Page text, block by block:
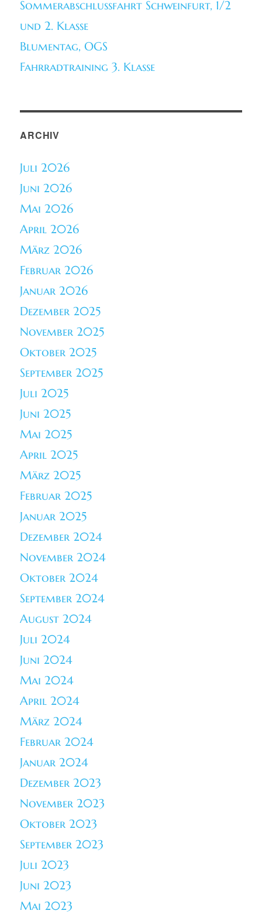
Sommerabschlussfahrt Schweinfurt, 1/2
und 2. Klasse
Blumentag, OGS
Fahrradtraining 3. Klasse
ARCHIV
Juli 2026
Juni 2026
Mai 2026
April 2026
März 2026
Februar 2026
Januar 2026
Dezember 2025
November 2025
Oktober 2025
September 2025
Juli 2025
Juni 2025
Mai 2025
April 2025
März 2025
Februar 2025
Januar 2025
Dezember 2024
November 2024
Oktober 2024
September 2024
August 2024
Juli 2024
Juni 2024
Mai 2024
April 2024
März 2024
Februar 2024
Januar 2024
Dezember 2023
November 2023
Oktober 2023
September 2023
Juli 2023
Juni 2023
Mai 2023